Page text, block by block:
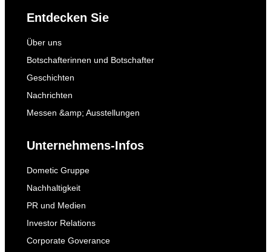
Entdecken Sie
Über uns
Botschafterinnen und Botschafter
Geschichten
Nachrichten
Messen &amp; Ausstellungen
Unternehmens-Infos
Dometic Gruppe
Nachhaltigkeit
PR und Medien
Investor Relations
Corporate Goverance